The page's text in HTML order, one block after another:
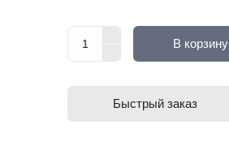
В корзину
Быстрый заказ